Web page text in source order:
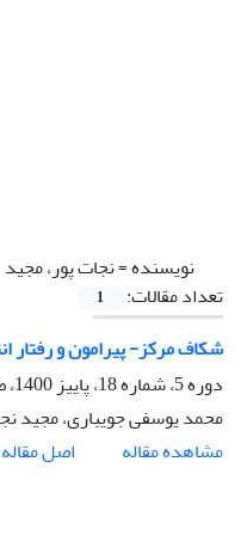
نویسنده =نجات پور، مجید
تعداد مقالات:
1
شکاف مرکز- پیرامون و رفتار
دوره 5، شماره 18، پاییز 1400، صفحه
محمد یوسفی جویباری، مجید
مشاهده مقاله
اصل مقاله